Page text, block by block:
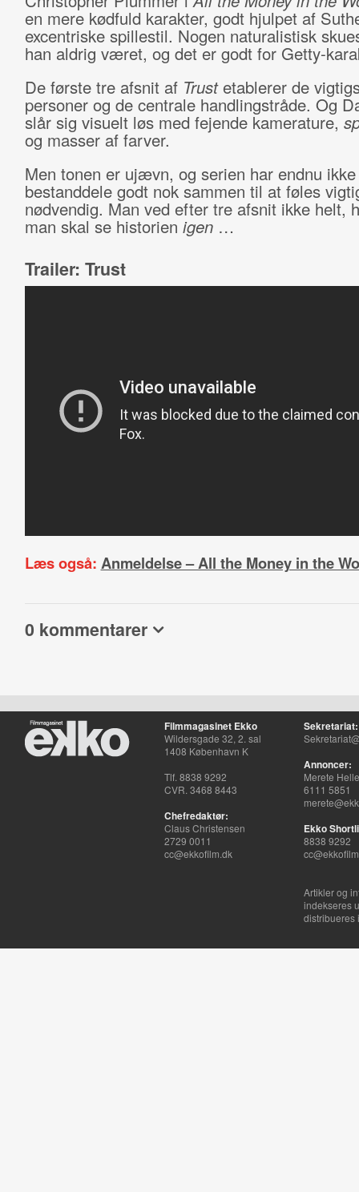
en mere kødfuld karakter, godt hjulpet af
excentriske spillestil. Nogen naturalistisk
han aldrig været, og det er godt for Getty-
De første tre afsnit af Trustetablerer de
personer og de centrale handlingstråde. Og
slår sig visuelt løs med fejende kamerature,
og masser af farver.
Men tonen er ujævn, og serien har endnu
bestanddele godt nok sammen til at føles
nødvendig. Man ved efter tre afsnit ikke helt,
man skal se historien igen …
Trailer: Trust
Læs også: Anmeldelse – All the Money in the
0 kommentarer
Filmmagasinet Ekko
Wildersgade 32, 2. sal
1408 København K
Tlf. 8838 9292
CVR. 3468 8443
Chefredaktør:
Claus Christensen
2729 0011
cc@ekkofilm.dk
Sekretariat:
Annoncer:
Merete
6111 5851
Ekko
8838 9292
Artikler og
indekseres
distribueres